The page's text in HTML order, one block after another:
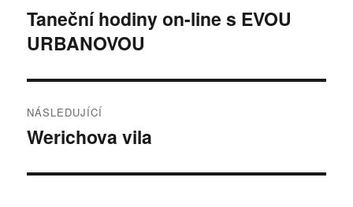
pro
příspěvek
Předchozí
příspěvek:
Taneční hodiny on-line s EVOU
URBANOVOU
NÁSLEDUJÍCÍ
Následující
Werichova vila